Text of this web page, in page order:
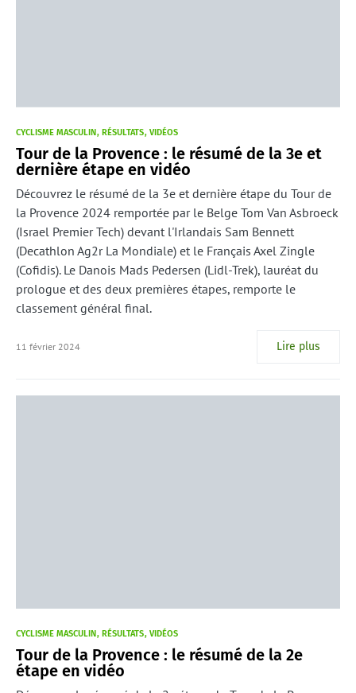
CYCLISME MASCULIN RÉSULTATS VIDÉOS
Tour de la Provence : le résumé de la 3e et
dernière étape en vidéo
Découvrez le résumé de la 3e et dernière étape du Tour de
la Provence 2024 remportée par le Belge Tom Van Asbroeck
(Israel Premier Tech) devant l'Irlandais Sam Bennett
(Decathlon Ag2r La Mondiale) et le Français Axel Zingle
(Cofidis). Le Danois Mads Pedersen (Lidl-Trek), lauréat du
prologue et des deux premières étapes, remporte le
classement général final.
11 février 2024 Lire plus
CYCLISME MASCULIN RÉSULTATS VIDÉOS
Tour de la Provence : le résumé de la 2e
étape en vidéo